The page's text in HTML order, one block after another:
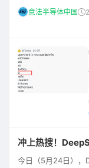
可，跻身多项SRI指
机构、行业分析师
同行业企业的对标
意法半导体中国
冲上热搜！
今日（5月24日），